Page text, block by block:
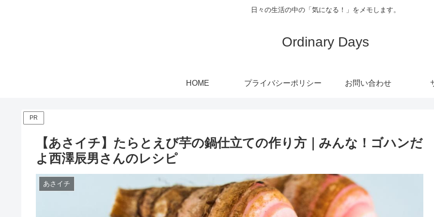
日々の生活の中の「気になる！」をメモします。
Ordinary Days
HOME プライバシーポリシー お問い合わせ
PR
【あさイチ】たらとえび芋の鍋仕立ての作り方｜みんな！ゴハンだ
よ西澤辰男さんのレシピ
あさイチ